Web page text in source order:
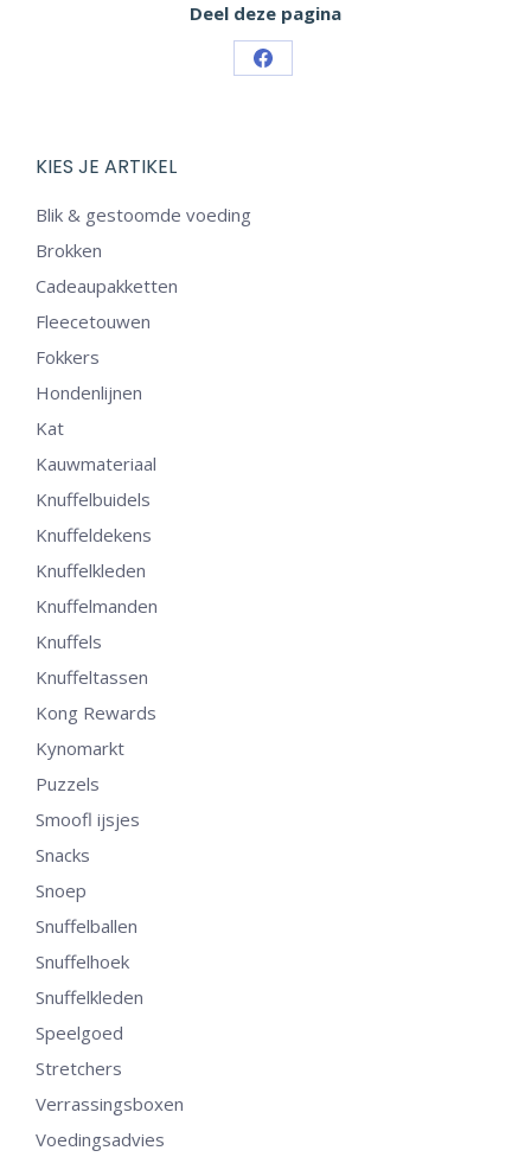
Deel deze pagina
Share
KIES JE ARTIKEL
Blik & gestoomde voeding
Brokken
Cadeaupakketten
Fleecetouwen
Fokkers
Hondenlijnen
Kat
Kauwmateriaal
Knuffelbuidels
Knuffeldekens
Knuffelkleden
Knuffelmanden
Knuffels
Knuffeltassen
Kong Rewards
Kynomarkt
Puzzels
Smoofl ijsjes
Snacks
Snoep
Snuffelballen
Snuffelhoek
Snuffelkleden
Speelgoed
Stretchers
Verrassingsboxen
Voedingsadvies